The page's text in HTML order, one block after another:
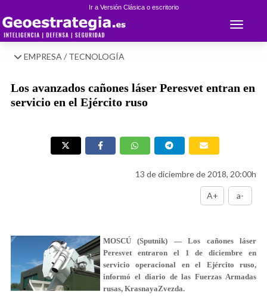
Ir a Versión Clásica o escritorio
Toggle
EMPRESA / TECNOLOGÍA
Los avanzados cañones láser Peresvet entran en
servicio en el Ejército ruso
13 de diciembre de 2018, 20:00h
A+ a-
MOSCÚ (Sputnik) — Los cañones láser
Peresvet entraron el 1 de diciembre en
servicio operacional en el Ejército ruso,
informó el diario de las Fuerzas Armadas
rusas, KrasnayaZvezda.